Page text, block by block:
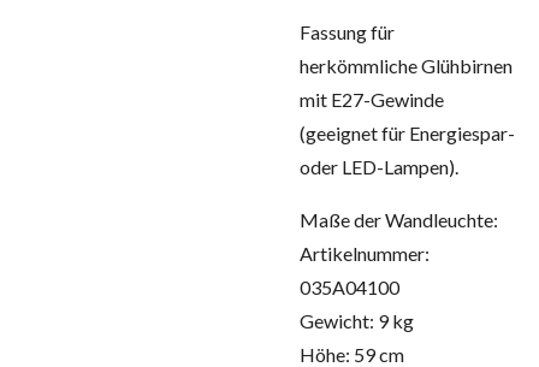
Fassung für
herkömmliche Glühbirnen
mit E27-Gewinde
(geeignet für Energiespar-
oder LED-Lampen).
Maße der Wandleuchte:
Artikelnummer:
035A04100
Gewicht: 9 kg
Höhe: 59 cm